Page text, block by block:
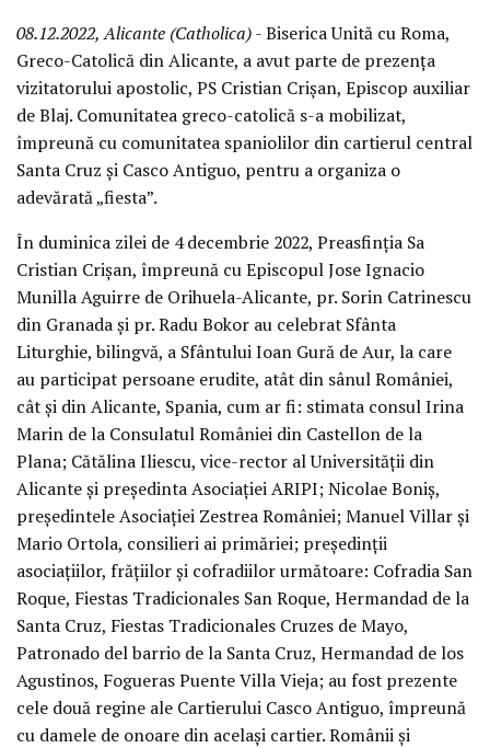
08.12.2022, Alicante (Catholica)- Biserica Unită cu Roma,
Greco-Catolică din Alicante, a avut parte de prezența
vizitatorului apostolic, PS Cristian Crișan, Episcop auxiliar
de Blaj. Comunitatea greco-catolică s-a mobilizat,
împreună cu comunitatea spaniolilor din cartierul central
Santa Cruz și Casco Antiguo, pentru a organiza o
adevărată „fiesta”.
În duminica zilei de 4 decembrie 2022, Preasfinția Sa
Cristian Crișan, împreună cu Episcopul Jose Ignacio
Munilla Aguirre de Orihuela-Alicante, pr. Sorin Catrinescu
din Granada și pr. Radu Bokor au celebrat Sfânta
Liturghie, bilingvă, a Sfântului Ioan Gură de Aur, la care
au participat persoane erudite, atât din sânul României,
cât și din Alicante, Spania, cum ar fi: stimata consul Irina
Marin de la Consulatul României din Castellon de la
Plana; Cătălina Iliescu, vice-rector al Universității din
Alicante și președinta Asociației ARIPI; Nicolae Boniș,
președintele Asociației Zestrea României; Manuel Villar și
Mario Ortola, consilieri ai primăriei; președinții
asociațiilor, frățiilor și cofradiilor următoare: Cofradia San
Roque, Fiestas Tradicionales San Roque, Hermandad de la
Santa Cruz, Fiestas Tradicionales Cruzes de Mayo,
Patronado del barrio de la Santa Cruz, Hermandad de los
Agustinos, Fogueras Puente Villa Vieja; au fost prezente
cele două regine ale Cartierului Casco Antiguo, împreună
cu damele de onoare din același cartier. Românii și